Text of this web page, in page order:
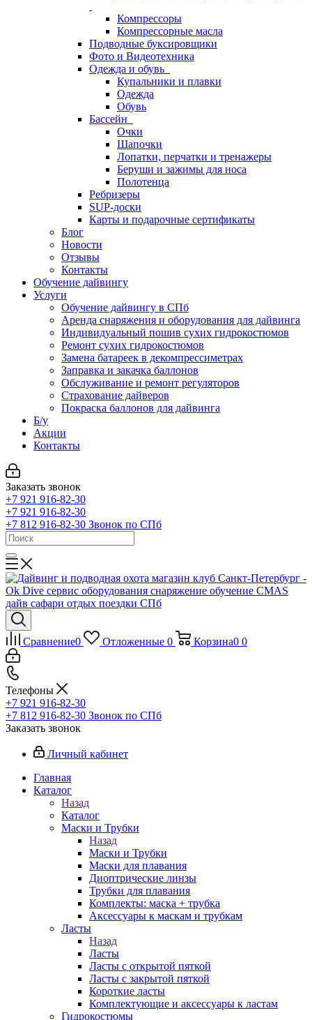
Компрессоры
Компрессорные масла
Подводные буксировщики
Фото и Видеотехника
Одежда и обувь
Купальники и плавки
Одежда
Обувь
Бассейн
Очки
Шапочки
Лопатки, перчатки и тренажеры
Беруши и зажимы для носа
Полотенца
Ребризеры
SUP-доски
Карты и подарочные сертификаты
Блог
Новости
Отзывы
Контакты
Обучение дайвингу
Услуги
Обучение дайвингу в СПб
Аренда снаряжения и оборудования для дайвинга
Индивидуальный пошив сухих гидрокостюмов
Ремонт сухих гидрокостюмов
Замена батареек в декомпрессиметрах
Заправка и закачка баллонов
Обслуживание и ремонт регуляторов
Страхование дайверов
Покраска баллонов для дайвинга
Б/у
Акции
Контакты
Заказать звонок
+7 921 916-82-30
+7 921 916-82-30
+7 812 916-82-30 Звонок по СПб
Сравнение0 Отложенные 0 Корзина0 0
Телефоны
+7 921 916-82-30
+7 812 916-82-30 Звонок по СПб
Заказать звонок
Личный кабинет
Главная
Каталог
Назад
Каталог
Маски и Трубки
Назад
Маски и Трубки
Маски для плавания
Диоптрические линзы
Трубки для плавания
Комплекты: маска + трубка
Аксессуары к маскам и трубкам
Ласты
Назад
Ласты
Ласты с открытой пяткой
Ласты с закрытой пяткой
Короткие ласты
Комплектующие и аксессуары к ластам
Гидрокостюмы